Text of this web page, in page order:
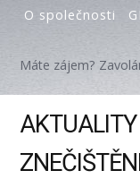
O společnosti
Máte zájem?